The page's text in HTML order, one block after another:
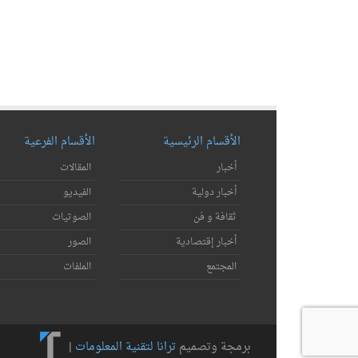
الأقسام الرئيسية
أخبار
أخبار دولية
ثقافة و فن
أخبار إقتصادية
المجتمع
الأقسام الفرعية
المقالات
الفيديو
الصوتيات
الصور
الملفات
برمجة وتصميمترانا لتقنية المعلومات |